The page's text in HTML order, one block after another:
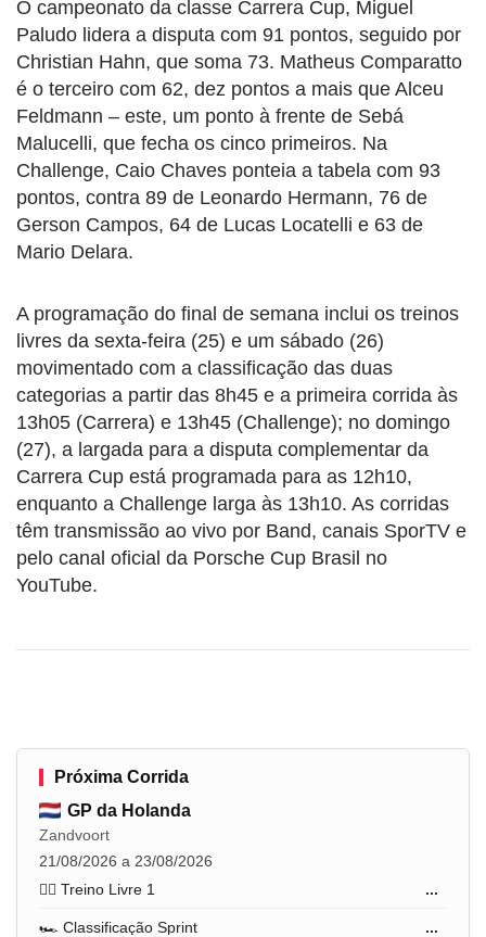
O campeonato da classe Carrera Cup, Miguel
Paludo lidera a disputa com 91 pontos, seguido por
Christian Hahn, que soma 73. Matheus Comparatto
é o terceiro com 62, dez pontos a mais que Alceu
Feldmann – este, um ponto à frente de Sebá
Malucelli, que fecha os cinco primeiros. Na
Challenge, Caio Chaves ponteia a tabela com 93
pontos, contra 89 de Leonardo Hermann, 76 de
Gerson Campos, 64 de Lucas Locatelli e 63 de
Mario Delara.
A programação do final de semana inclui os treinos
livres da sexta-feira (25) e um sábado (26)
movimentado com a classificação das duas
categorias a partir das 8h45 e a primeira corrida às
13h05 (Carrera) e 13h45 (Challenge); no domingo
(27), a largada para a disputa complementar da
Carrera Cup está programada para as 12h10,
enquanto a Challenge larga às 13h10. As corridas
têm transmissão ao vivo por Band, canais SporTV e
pelo canal oficial da Porsche Cup Brasil no
YouTube.
Próxima Corrida
GP da Holanda
Zandvoort
21/08/2026 a 23/08/2026
🏋️‍♂️ Treino Livre 1
...
🏎️ Classificação Sprint ...